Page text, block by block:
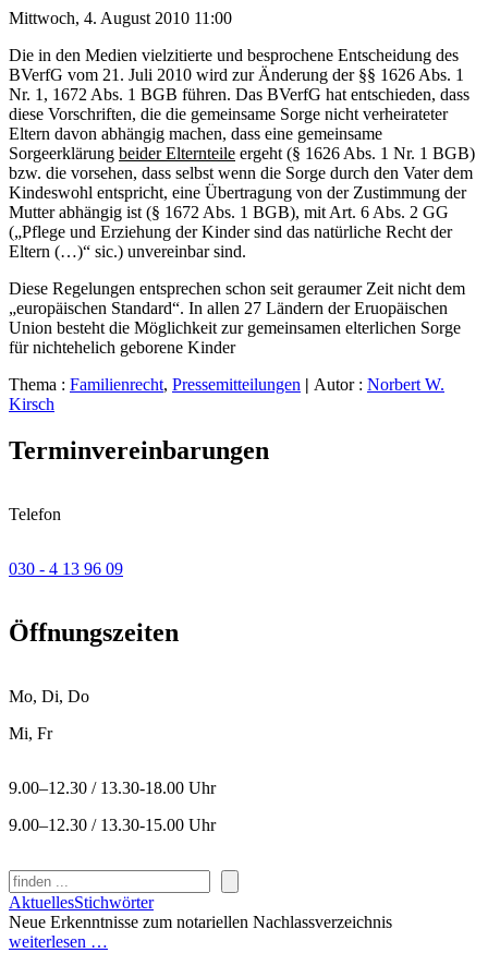
Mittwoch, 4. August 2010 11:00
Die in den Medien vielzitierte und besprochene Entscheidung des
BVerfG vom 21. Juli 2010 wird zur Änderung der §§ 1626 Abs. 1
Nr. 1, 1672 Abs. 1 BGB führen. Das BVerfG hat entschieden, dass
diese Vorschriften, die die gemeinsame Sorge nicht verheirateter
Eltern davon abhängig machen, dass eine gemeinsame
Sorgeerklärung beider Elternteile ergeht (§ 1626 Abs. 1 Nr. 1 BGB)
bzw. die vorsehen, dass selbst wenn die Sorge durch den Vater dem
Kindeswohl entspricht, eine Übertragung von der Zustimmung der
Mutter abhängig ist (§ 1672 Abs. 1 BGB), mit Art. 6 Abs. 2 GG
(„Pflege und Erziehung der Kinder sind das natürliche Recht der
Eltern (…)“ sic.) unvereinbar sind.
Diese Regelungen entsprechen schon seit geraumer Zeit nicht dem
„europäischen Standard“. In allen 27 Ländern der Eruopäischen
Union besteht die Möglichkeit zur gemeinsamen elterlichen Sorge
für nichtehelich geborene Kinder
Thema : Familienrecht, Pressemitteilungen | Autor : Norbert W.
Kirsch
Terminvereinbarungen
Telefon
030 - 4 13 96 09
Öffnungszeiten
Mo, Di, Do
Mi, Fr
9.00–12.30 / 13.30-18.00 Uhr
9.00–12.30 / 13.30-15.00 Uhr
Suchen
AktuellesStichwörter
Neue Erkenntnisse zum notariellen Nachlassverzeichnis
weiterlesen …